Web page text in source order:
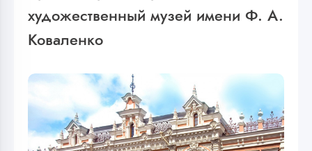
художественный музей имени Ф. А.
Коваленко